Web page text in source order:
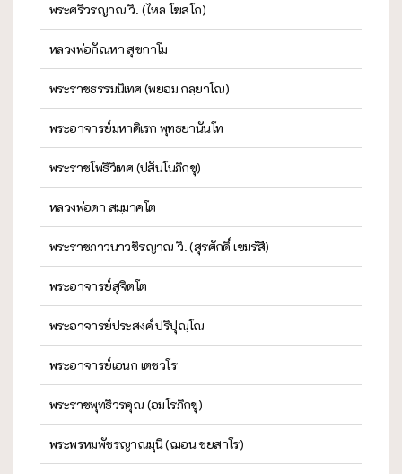
พระศรีวรญาณ วิ. (ไหล โฆสโก)
หลวงพ่อกัณหา สุขกาโม
พระราชธรรมนิเทศ (พยอม กลฺยาโณ)
พระอาจารย์มหาดิเรก พุทธยานันโท
พระราชโพธิวิเทศ (ปสันโนภิกขุ)
หลวงพ่อดา สมฺมาคโต
พระราชภาวนาวชิรญาณ วิ. (สุรศักดิ์ เขมรํสี)
พระอาจารย์สุจิตโต
พระอาจารย์ประสงค์ ปริปุณฺโณ
พระอาจารย์เอนก เตชวโร
พระราชพุทธิวรคุณ (อมโรภิกขุ)
พระพรหมพัชรญาณมุนี (ฌอน ชยสาโร)